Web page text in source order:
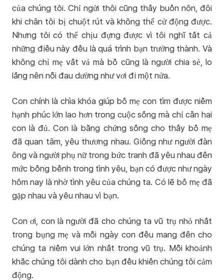
của chúng tôi. Chỉ ngửi thôi cũng thấy buồn nôn, đôi
khi chân tôi bị chuột rút và không thể cử động được.
Nhưng tôi có thể chịu đựng được vì tôi nghĩ tất cả
những điều này đều là quá trình bạn trưởng thành. Và
không chỉ mẹ vất vả mà bố cũng là người chia sẻ, lo
lắng nên nỗi đau dường như vơi đi một nửa.
Con chính là chìa khóa giúp bố mẹ con tìm được niềm
hạnh phúc lớn lao hơn trong cuộc sống mà chỉ cần hai
con là đủ. Con là bằng chứng sống cho thấy bố mẹ
đã quan tâm, yêu thương nhau. Giống như người đàn
ông và người phụ nữ trong bức tranh đã yêu nhau đến
mức bồng bềnh trong tình yêu, bạn có được như ngày
hôm nay là nhờ tình yêu của chúng ta. Có lẽ bố mẹ đã
gặp nhau và yêu nhau vì bạn.
Con ơi, con là người đã cho chúng ta vũ trụ nhỏ nhất
trong bụng mẹ và mỗi ngày con đều mang đến cho
chúng ta niềm vui lớn nhất trong vũ trụ. Mỗi khoảnh
khắc chúng tôi dành cho bạn đều khiến chúng tôi cảm
động.